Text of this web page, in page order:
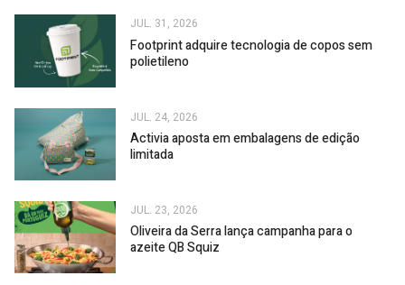
JUL. 31, 2026
Footprint adquire tecnologia de copos sem
polietileno
JUL. 24, 2026
Activia aposta em embalagens de edição
limitada
JUL. 23, 2026
Oliveira da Serra lança campanha para o
azeite QB Squiz